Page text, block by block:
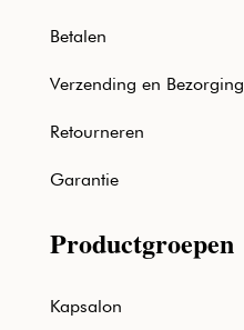
Betalen
Verzending en Bezorging
Retourneren
Garantie
Productgroepen
Kapsalon